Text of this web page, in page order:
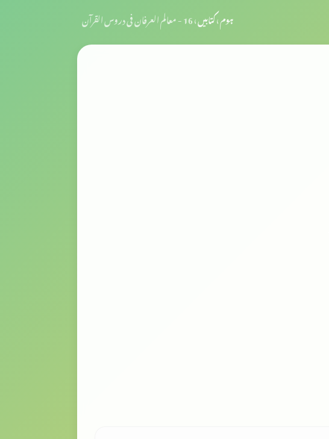
ہوم›کتابیں›16 - معالم العرفان فی دروس القرآن